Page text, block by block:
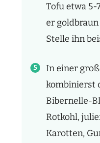
Tofu etwa 5-
er
Stelle ihn
In einer
kombinierst
Bibernelle-
Rotkohl,
Karotten,